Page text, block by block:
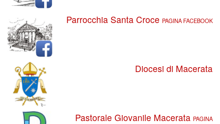
Parrocchia Santa Croce PAGINA FACEBOOK
Diocesi di Macerata
Pastorale Giovanile Macerata PAGINA